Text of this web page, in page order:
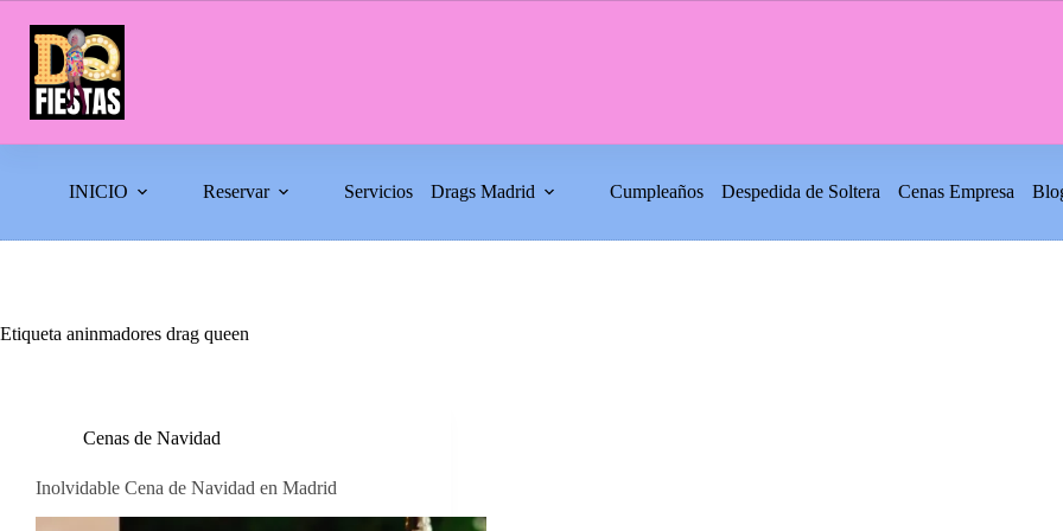
contenido
INICIO Reservar Servicios Drags Madrid Cumpleaños Despedida de Soltera Cenas Empresa
Etiqueta aninmadores drag queen
Cenas de Navidad
Inolvidable Cena de Navidad en Madrid